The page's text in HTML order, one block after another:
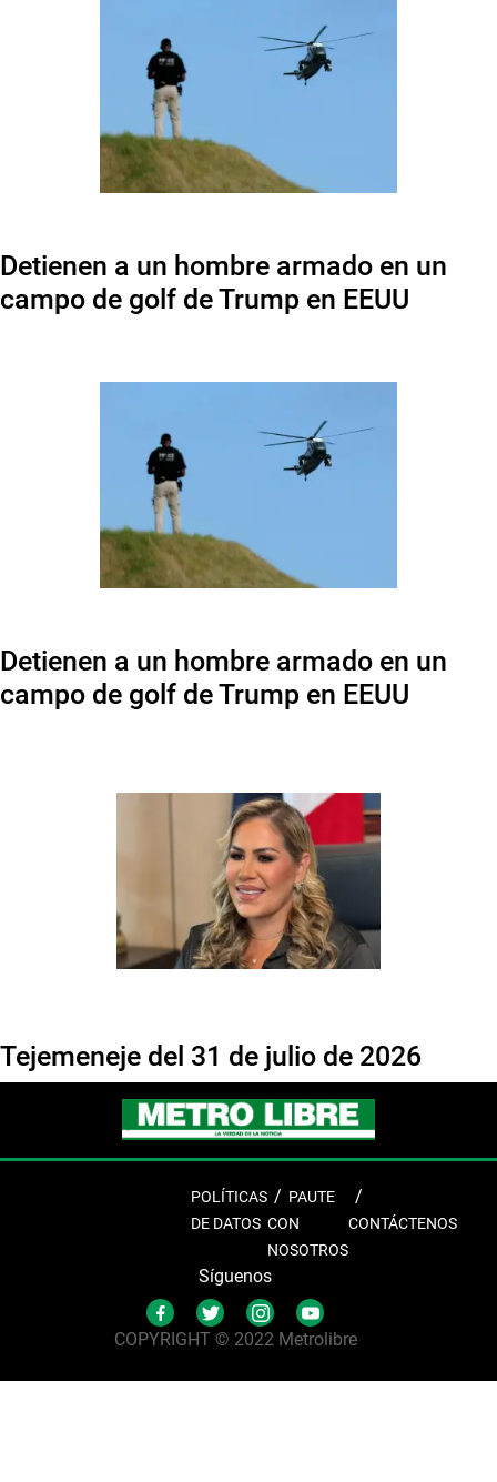
Detienen a un hombre armado en un
campo de golf de Trump en EEUU
Detienen a un hombre armado en un
campo de golf de Trump en EEUU
Tejemeneje del 31 de julio de 2026
POLÍTICAS
DE DATOS
PAUTE
CON
NOSOTROS
CONTÁCTENOS
Síguenos
COPYRIGHT © 2022 Metrolibre